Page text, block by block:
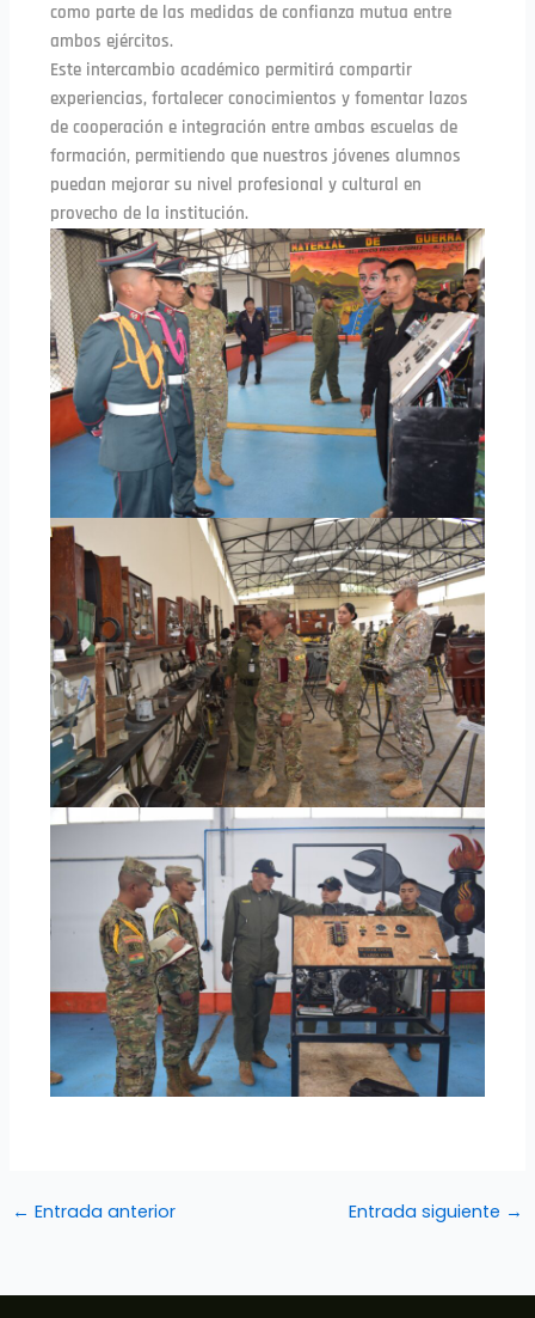
como parte de las medidas de confianza mutua entre
ambos ejércitos.
Este intercambio académico permitirá compartir
experiencias, fortalecer conocimientos y fomentar lazos
de cooperación e integración entre ambas escuelas de
formación, permitiendo que nuestros jóvenes alumnos
puedan mejorar su nivel profesional y cultural en
provecho de la institución.
← Entrada anterior Entrada siguiente →